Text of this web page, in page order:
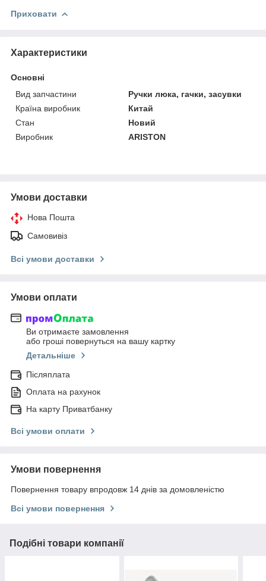
Приховати
Характеристики
Основні
Вид запчастини
Ручки люка, гачки, засувки
Країна виробник
Китай
Стан
Новий
Виробник
ARISTON
Умови доставки
Нова Пошта
Самовивіз
Всі умови доставки
Умови оплати
Ви отримаєте замовлення
або гроші повернуться на вашу картку
Детальніше
Післяплата
Оплата на рахунок
На карту Приватбанку
Всі умови оплати
Умови повернення
Повернення товару впродовж 14 днів за домовленістю
Всі умови повернення
Подібні товари компанії